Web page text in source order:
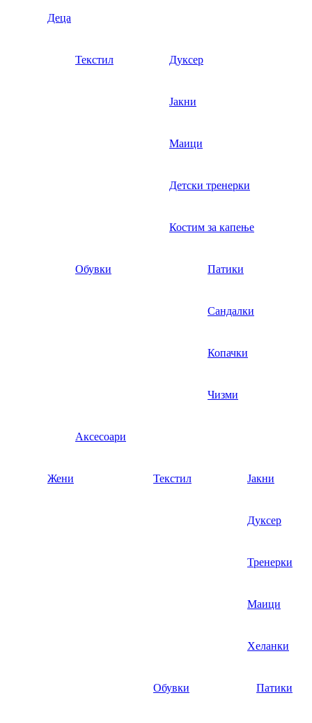
Деца
Текстил Дуксер
Јакни
Маици
Детски тренерки
Костим за капење
Обувки Патики
Сандалки
Копачки
Чизми
Аксесоари
Жени Текстил Јакни
Дуксер
Тренерки
Маици
Хеланки
Обувки Патики